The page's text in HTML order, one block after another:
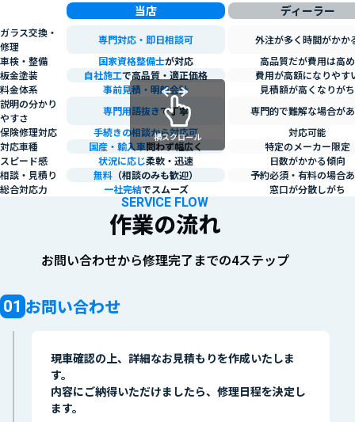
当店 ディーラー
ガラス交換・
修理
専門対応・即日相談可
外注が多く時間がかか
車検・整備
国家資格整備士が対応
高品質だが費用は高め
板金塗装
自社施工で高品質・適正価格
費用が高額になりやす
料金体系
事前見積・明朗会計
見積額が高くなりがち
説明の分かり
やすさ
専門用語抜きで丁寧
専門的で難解な場合が
保険修理対応
手続きの相談から対応可
対応可能
対応車種
国産・輸入車問わず幅広く
特定のメーカー限定
スピード感
状況に応じ柔軟・迅速
日数がかかる傾向
相談・見積り
無料 （相談のみも歓迎）
予約必須・有料の場合
総合対応力
一社完結でスムーズ 窓口が分散しがち
横スクロール
SERVICE FLOW
作業の流れ
お問い合わせから修理完了までの4ステップ
お問い合わせ
現車確認の上、詳細なお見積もりを作成いたしま
す。
内容にご納得いただけましたら、修理日程を決定し
ます。